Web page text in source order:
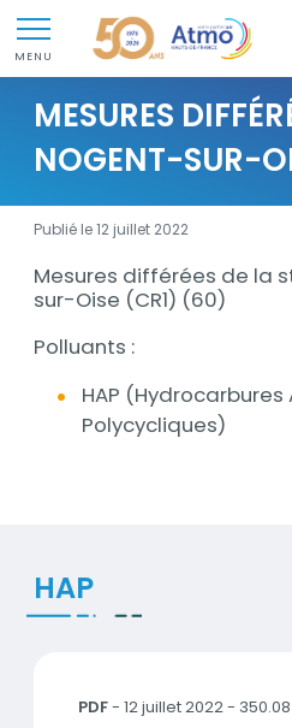
Aller au contenu
Aller au premier menu de
Aller à la recherche
MENU
Atmo Hauts-de-France
MESURES
NOGENT-SUR-
Publié le 12 juillet 2022
Description
Mesures différées de la
sur-Oise (CR1) (60)
Polluants :
HAP
Polycycliques)
HAP
PDF- 12 juillet 2022 - 350.08